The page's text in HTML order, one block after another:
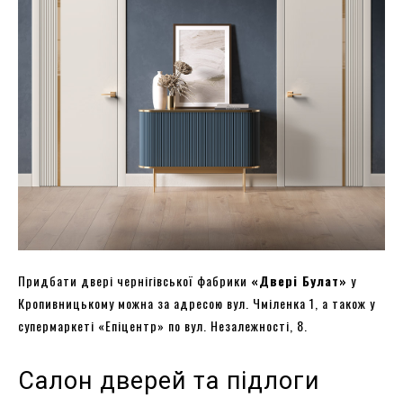
Придбати двері чернігівської фабрики «Двері Булат» у
Кропивницькому можна за адресою вул. Чміленка 1, а також у
супермаркеті «Епіцентр» по вул. Незалежності, 8.
Салон дверей та підлоги